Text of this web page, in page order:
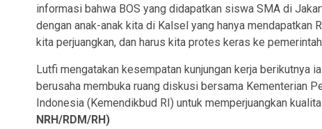
informasi bahwa BOS yang didapatkan siswa SMA di
dengan anak-anak kita di Kalsel yang hanya mendapatkan
kita perjuangkan, dan harus kita protes keras ke
Lutfi mengatakan kesempatan kunjungan kerja berikutnya
berusaha membuka ruang diskusi bersama Kementerian
Indonesia (Kemendikbud RI) untuk memperjuangkan
NRH/RDM/RH)